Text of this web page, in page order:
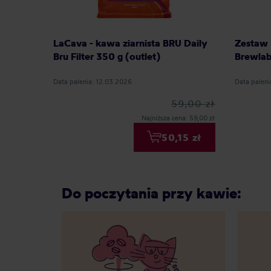
LaCava - kawa ziarnista BRU Daily
Bru Filter 350 g (outlet)
Data palenia: 12.03.2026
59,00 zł
Najniższa cena: 59,00 zł
50,15 zł
Zestaw
Data
Do poczytania przy kawie: